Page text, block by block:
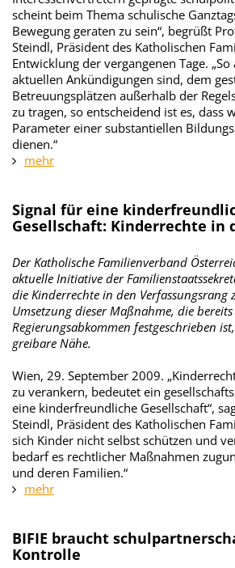
scheint beim Thema schulische
Bewegung geraten zu sein“, begrüßt
Steindl, Präsident des Katholischen
Entwicklung der vergangenen Tage.
aktuellen Ankündigungen sind, dem
Betreuungsplätzen außerhalb der
zu tragen, so entscheidend ist es, dass
Parameter einer substantiellen
dienen.“
mehr
Signal für eine
Gesellschaft: Kinderrechte in
Der Katholische Familienverband
aktuelle Initiative der
die Kinderrechte in den Verfassungsrang
Umsetzung dieser Maßnahme, die
Regierungsabkommen festgeschrieben
greibare Nähe.
Wien, 29. September 2009.
zu verankern, bedeutet ein
eine kinderfreundliche Gesellschaft“,
Steindl, Präsident des Katholischen
sich Kinder nicht selbst schützen und
bedarf es rechtlicher Maßnahmen
und deren Familien.“
mehr
BIFIE braucht
Kontrolle